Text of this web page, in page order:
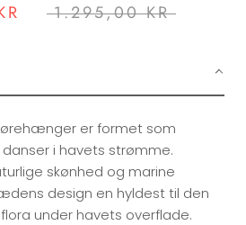
1.295,00 KR
er formet som
i havets strømme.
skønhed og marine
design en hyldest til den
under havets overflade.